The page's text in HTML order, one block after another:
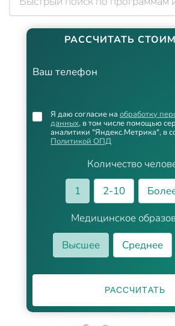
РАССЧИТАТЬ
Ваш телефон
Количество
1
2-10
Медицинское
Высшее
Среднее
Я даю согласие на обработку
данных, в том числе помощью
аналитики "Яндекс.Метрика", в
Политикой ОПД
РАССЧИТАТЬ